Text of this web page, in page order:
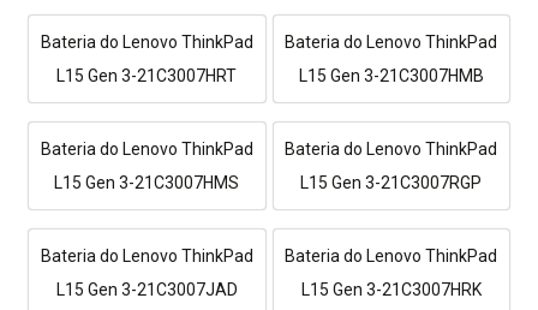
Bateria do Lenovo ThinkPad
L15 Gen 3-21C3007HRT
Bateria do Lenovo ThinkPad
L15 Gen 3-21C3007HMB
Bateria do Lenovo ThinkPad
L15 Gen 3-21C3007HMS
Bateria do Lenovo ThinkPad
L15 Gen 3-21C3007RGP
Bateria do Lenovo ThinkPad
L15 Gen 3-21C3007JAD
Bateria do Lenovo ThinkPad
L15 Gen 3-21C3007HRK